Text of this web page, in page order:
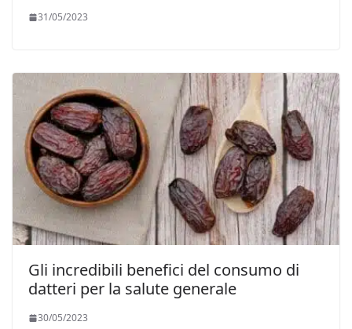
31/05/2023
Gli incredibili benefici del consumo di
datteri per la salute generale
30/05/2023